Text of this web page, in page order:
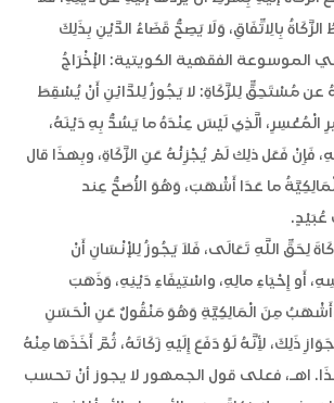
بِالِاتِّفَاقِ، وَلَا يَصِحُّ قَضَاءُ الدَّيْنِ بِذَلِكَ
في الموسوعة الفقهية الكويتية: الإْخْرَاجُ
عن مُسْتَحِقٍّ لِلزَّكَاةِ: لا يَجُوزُ لِلدَّائِنِ أَنْ يُسْقِطَ
الْمُعْسِرِ، الَّذِي لَيْسَ عِنْدَهُ ما يَسُدُّ بِهِ دَيْنَهُ،
فَإِنْ فَعَل ذلِك لَمْ يُجْزِئْهُ عَنِ الزَّكَاةِ، وبِهذَا قال
ما عَدَا أَشْهَبَ، وَهُوَ الأْصَحُّ عِند
عُبَيْدٍ.
لِحَقِّ اللَّهِ تَعَالَى، فَلاَ يَجُوزُ لِلإْنْسَانِ أَنْ
أَو إِحْيَاءِ مالِهِ، واسْتِيفَاءِ دَيْنِهِ، وَذَهَبَ
مِنَ الْمَالِكِيَّةِ وَهُوَ مَنْقُولٌ عَنِ الْحَسَنِ
ذَلِكَ، لأِنَّهُ لَوْ دَفَعَ إِلَيْهِ زَكَاتَهُ، ثُمَّ أَخَذَهَا مِنْهُ
اهـ، فعلى قول الجمهور لا يجوز أنْ تحسب